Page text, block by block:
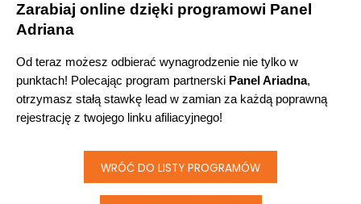
Zarabiaj online dzięki programowi Panel
Adriana
Od teraz możesz odbierać wynagrodzenie nie tylko w
punktach! Polecając program partnerski Panel Ariadna,
otrzymasz stałą stawkę lead w zamian za każdą poprawną
rejestrację z twojego linku afiliacyjnego!
WRÓĆ DO LISTY PROGRAMÓW